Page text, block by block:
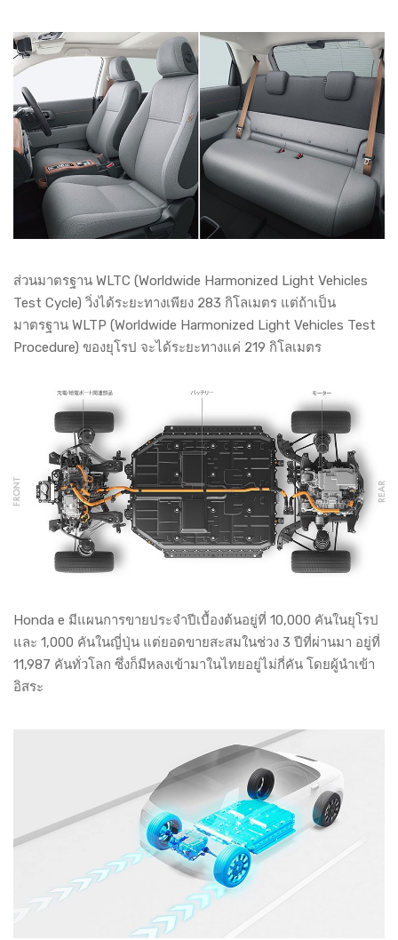
ส่วนมาตรฐาน WLTC (Worldwide Harmonized Light Vehicles
Test Cycle) วิ่งได้ระยะทางเพียง 283 กิโลเมตร แต่ถ้าเป็น
มาตรฐาน WLTP (Worldwide Harmonized Light Vehicles Test
Procedure) ของยุโรป จะได้ระยะทางแค่ 219 กิโลเมตร
Honda e มีแผนการขายประจำปีเบื้องต้นอยู่ที่ 10,000 คันในยุโรป
และ 1,000 คันในญี่ปุ่น แต่ยอดขายสะสมในช่วง 3 ปีที่ผ่านมา อยู่ที่
11,987 คันทั่วโลก ซึ่งก็มีหลงเข้ามาในไทยอยู่ไม่กี่คัน โดยผู้นำเข้า
อิสระ